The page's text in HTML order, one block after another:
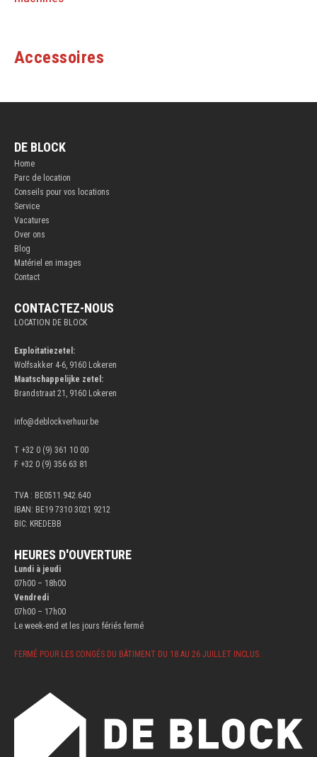
Accessoires
DE BLOCK
Home
Parc de location
Conseils pour vos locations
Service
Vacatures
Over ons
Blog
Matériel en images
Contact
CONTACTEZ-NOUS
LOCATION DE BLOCK
Exploitatiezetel:
Wolfsakker 4-6, 9160 Lokeren
Maatschappelijke zetel:
Brandstraat 21, 9160 Lokeren
info@deblockverhuur.be
T +32 0 (9) 361 10 00
F +32 0 (9) 356 63 81
TVA : BE0511.942.640
IBAN: BE19 7310 3021 9212
BIC: KREDEBB
HEURES D'OUVERTURE
Lundi à jeudi
07h00 – 18h00
Vendredi
07h00 – 17h00
Le week-end et les jours fériés fermé
FERMÉ POUR LES CONGÉS DU BÂTIMENT DU 18 AU 26 JUILLET INCLUS.